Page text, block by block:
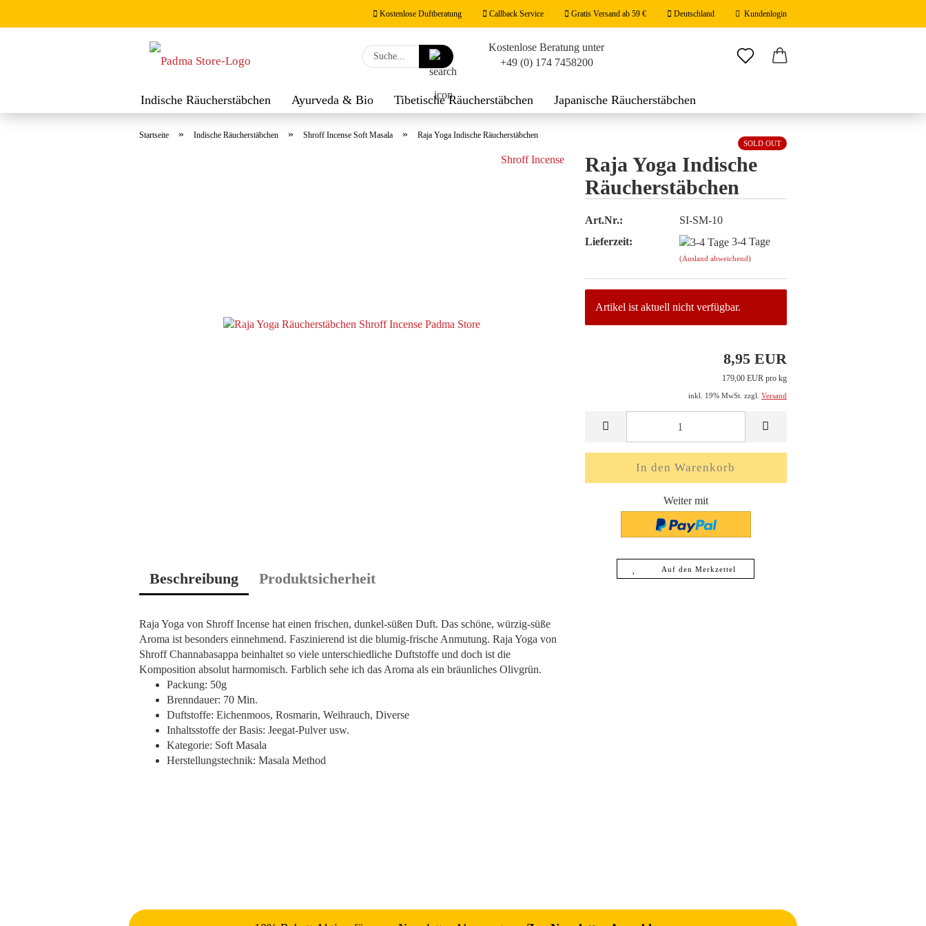
Kostenlose Duftberatung Callback Service Gratis Versand ab 59 € Deutschland
Lieferland
Kundenlogin
E-Mail
Konto erstellen
Passwort vergessen?
Suche...
Kostenlose Beratung unter
+49 (0) 174 7458200
Indische Räucherstäbchen Ayurveda & Bio Tibetische Räucherstäbchen
Japanische Räucherstäbchen
Startseite » Indische Räucherstäbchen » Shroff Incense Soft Masala » Raja Yoga Indische Räucherstäbchen
Shroff Incense
SOLD OUT
Raja Yoga Indische
Räucherstäbchen
Art.Nr.:
SI-SM-10
Lieferzeit:
3-4 Tage
(Ausland abweichend)
Artikel ist aktuell nicht verfügbar.
8,95 EUR
179,00 EUR pro kg
inkl. 19% MwSt. zzgl. Versand
Weiter mit
Auf den Merkzettel
Beschreibung Produktsicherheit
Raja Yoga von Shroff Incense hat einen frischen, dunkel-süßen Duft. Das schöne, würzig-süße
Aroma ist besonders einnehmend. Faszinierend ist die blumig-frische Anmutung. Raja Yoga von
Shroff Channabasappa beinhaltet so viele unterschiedliche Duftstoffe und doch ist die
Komposition absolut harmomisch. Farblich sehe ich das Aroma als ein bräunliches Olivgrün.
Packung: 50g
Brenndauer: 70 Min.
Duftstoffe: Eichenmoos, Rosmarin, Weihrauch, Diverse
Inhaltsstoffe der Basis: Jeegat-Pulver usw.
Kategorie: Soft Masala
Herstellungstechnik: Masala Method